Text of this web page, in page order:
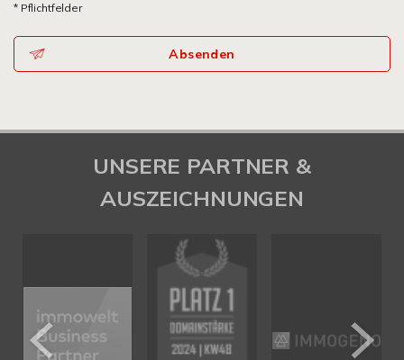
* Pflichtfelder
Absenden
UNSERE PARTNER &
AUSZEICHNUNGEN